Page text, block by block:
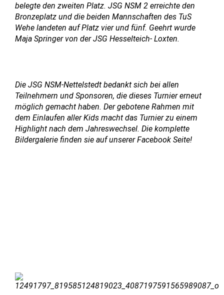
belegte den zweiten Platz. JSG NSM 2 erreichte den
Bronzeplatz und die beiden Mannschaften des TuS
Wehe landeten auf Platz vier und fünf. Geehrt wurde
Maja Springer von der JSG Hesselteich- Loxten.
Die JSG NSM-Nettelstedt bedankt sich bei allen
Teilnehmern und Sponsoren, die dieses Turnier erneut
möglich gemacht haben. Der gebotene Rahmen mit
dem Einlaufen aller Kids macht das Turnier zu einem
Highlight nach dem Jahreswechsel. Die komplette
Bildergalerie finden sie auf unserer Facebook Seite!